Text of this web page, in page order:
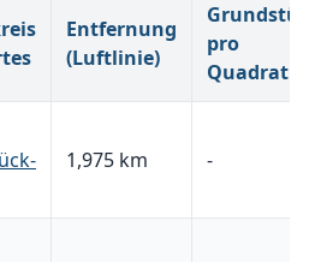
Entfernung
(Luftlinie)
pro
1,975 km -